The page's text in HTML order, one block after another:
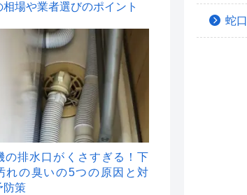
相場や業者選びのポイント
の排水口がくさすぎる！下
れの臭いの5つの原因と対
防策
蛇口